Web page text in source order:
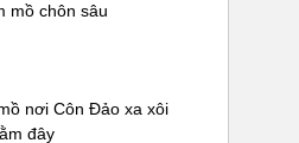
mồ chôn sâu
nơi Côn Đảo xa xôi
đây